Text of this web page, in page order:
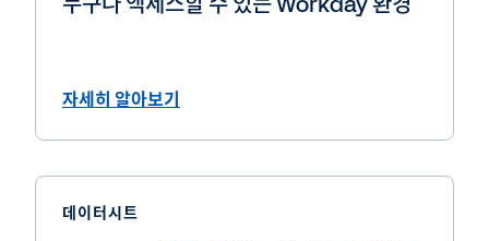
자세히 알아보기
데이터시트